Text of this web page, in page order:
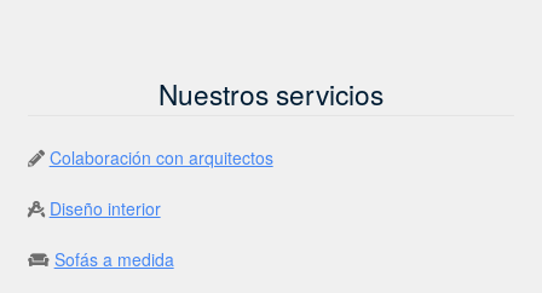
Nuestros servicios
Colaboración con arquitectos
Diseño interior
Sofás a medida